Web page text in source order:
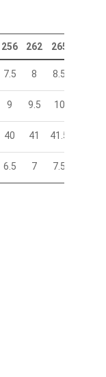
256 262 265
7.5 8 8.5
9 9.5 10
40 41 41.5
6.5 7 7.5